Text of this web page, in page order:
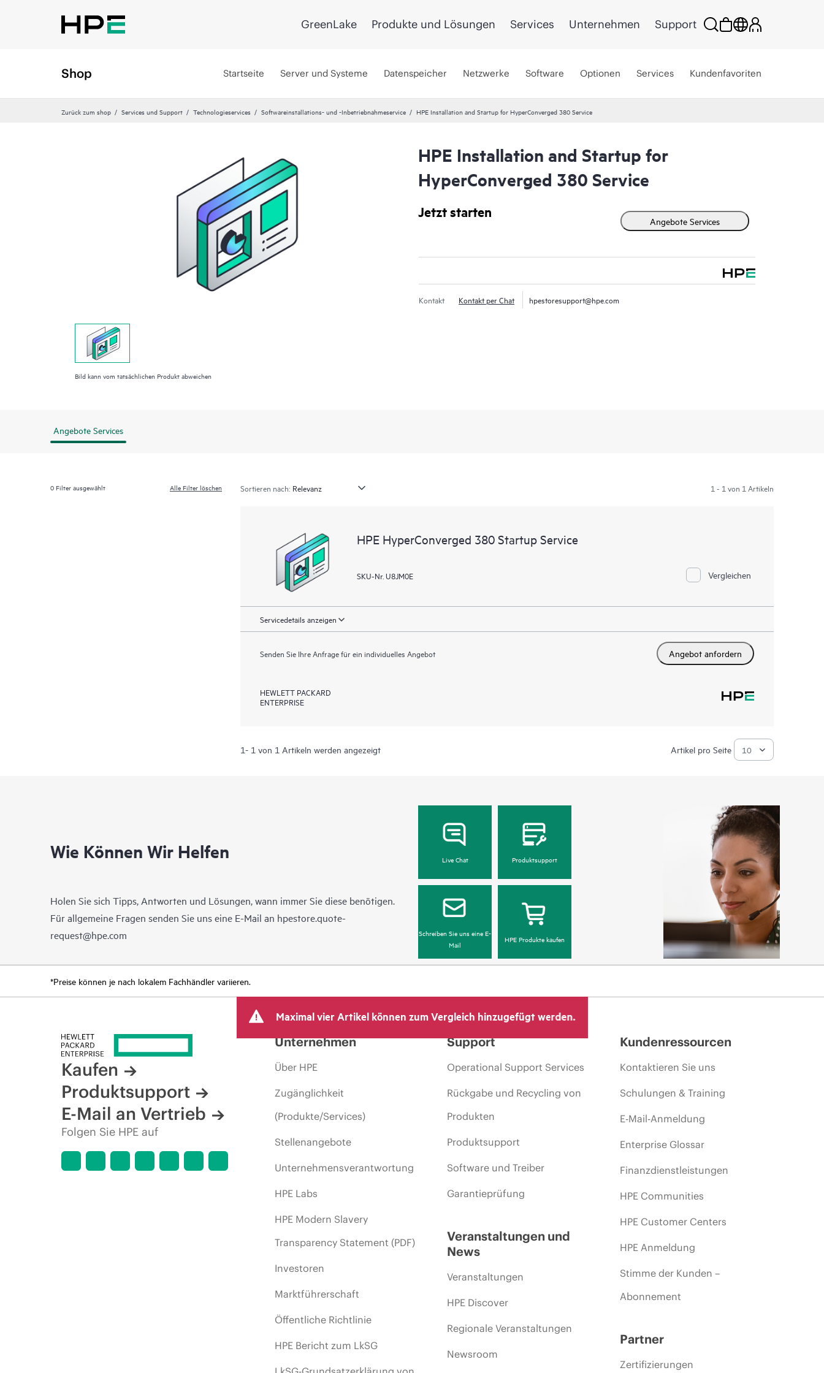
GreenLake Produkte und Lösungen Services Unternehmen Support
Shop Startseite Server und Systeme Datenspeicher Netzwerke Software Optionen Services Kundenfavoriten
Zurück zum shop Services und Support Technologieservices Softwareinstallations- und -Inbetriebnahmeservice HPE Installation and Startup for HyperConverged 380 Service
Bild kann vom tatsächlichen Produkt abweichen
HPE Installation and Startup for
HyperConverged 380 Service
Jetzt starten
Angebote Services
Kontakt Kontakt per Chat hpestoresupport@hpe.com
Angebote Services
0Filter ausgewählt Alle Filter löschen Sortieren nach: 1 - 1 von 1 Artikeln
HPE HyperConverged 380 Startup Service
SKU-Nr. U8JM0E Vergleichen
Servicedetails anzeigen
Senden Sie Ihre Anfrage für ein individuelles Angebot Angebot anfordern
HEWLETT PACKARD
ENTERPRISE
1- 1 von 1 Artikeln werden angezeigt Artikel pro Seite
Wie Können Wir Helfen
Holen Sie sich Tipps, Antworten und Lösungen, wann immer Sie diese benötigen.
Für allgemeine Fragen senden Sie uns eine E-Mail an hpestore.quote-
request@hpe.com
Live Chat Produktsupport
Schreiben Sie uns eine E-
Mail
HPE Produkte kaufen
*Preise können je nach lokalem Fachhändler variieren.
Maximal vier Artikel können zum Vergleich hinzugefügt werden.
Kaufen
Produktsupport
E-Mail an Vertrieb
Folgen Sie HPE auf
Unternehmen
Über HPE
Zugänglichkeit
(Produkte/Services)
Stellenangebote
Unternehmensverantwortung
HPE Labs
HPE Modern Slavery
Transparency Statement (PDF)
Investoren
Marktführerschaft
Öffentliche Richtlinie
HPE Bericht zum LkSG
Support
Operational Support Services
Rückgabe und Recycling von
Produkten
Produktsupport
Software und Treiber
Garantieprüfung
Veranstaltungen und
News
Veranstaltungen
HPE Discover
Regionale Veranstaltungen
Newsroom
Kundenressourcen
Kontaktieren Sie uns
Schulungen & Training
E-Mail-Anmeldung
Enterprise Glossar
Finanzdienstleistungen
HPE Communities
HPE Customer Centers
HPE Anmeldung
Stimme der Kunden –
Abonnement
Partner
Zertifizierungen